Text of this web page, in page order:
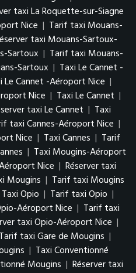
taxi La Roquette-sur-Siagne
Nice | Tarif taxi Mouans-
taxi Mouans-Sartoux-
Sartoux | Tarif taxi Mouans-
Sartoux | Taxi Le Cannet -
Le Cannet -Aéroport Nice |
Nice | Taxi Le Cannet |
taxi Le Cannet | Taxi
taxi Cannes-Aéroport Nice |
Nice | Taxi Cannes | Tarif
| Taxi Mougins-Aéroport
Nice | Réserver taxi
Mougins | Tarif taxi Mougins
Taxi Opio | Tarif taxi Opio |
Aéroport Nice | Tarif taxi
taxi Opio-Aéroport Nice |
Tarif taxi Gare de Mougins |
| Taxi Conventionné
Mougins | Réserver taxi